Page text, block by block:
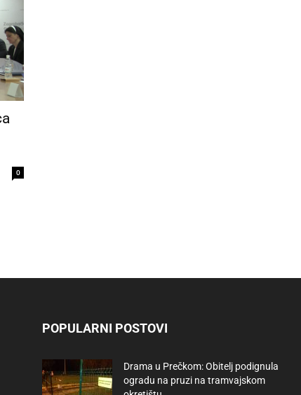
0
POPULARNI POSTOVI
Drama u Prečkom: Obitelj podignula
ogradu na pruzi na tramvajskom